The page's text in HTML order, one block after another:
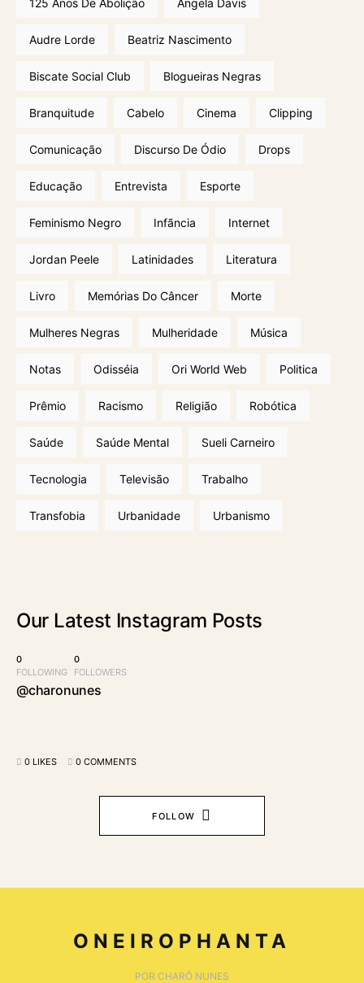
125 Anos De Abolição Angela Davis
Audre Lorde Beatriz Nascimento
Biscate Social Club Blogueiras Negras
Branquitude Cabelo Cinema Clipping
Comunicação Discurso De Ódio Drops
Educação Entrevista Esporte
Feminismo Negro Infãncia Internet
Jordan Peele Latinidades Literatura
Livro Memórias Do Câncer Morte
Mulheres Negras Mulheridade Música
Notas Odisséia Ori World Web Politica
Prêmio Racismo Religião Robótica
Saúde Saúde Mental Sueli Carneiro
Tecnologia Televisão Trabalho
Transfobia Urbanidade Urbanismo
Our Latest Instagram Posts
0
FOLLOWING
0
FOLLOWERS
@charonunes
0 LIKES 0 COMMENTS
FOLLOW
ONEIROPHANTA
POR CHARÔ NUNES